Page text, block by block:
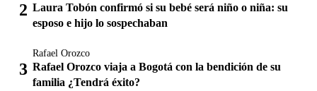
Laura Tobón confirmó si su bebé será niño o niña: su
esposo e hijo lo sospechaban
Rafael Orozco
Rafael Orozco viaja a Bogotá con la bendición de su
familia ¿Tendrá éxito?